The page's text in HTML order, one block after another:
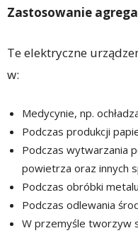
Zastosowanie
Te elektryczne
w:
Medycynie, np.
Podczas produkcji
Podczas wytwarzania
powietrza oraz innych
Podczas obróbki metalu
Podczas odlewania
W przemyśle tworzyw